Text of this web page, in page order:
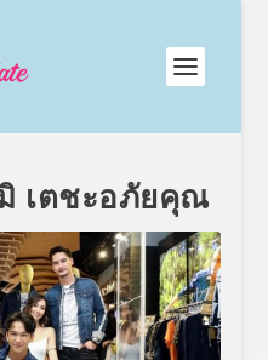
เตชะอภัยคุณ